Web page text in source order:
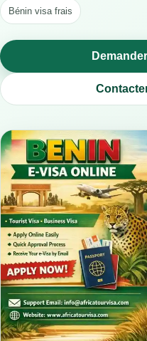
Bénin visa frais